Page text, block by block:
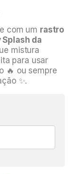
com um rastro
Splash da
mistura
para usar
🔥 ou sempre
✨.